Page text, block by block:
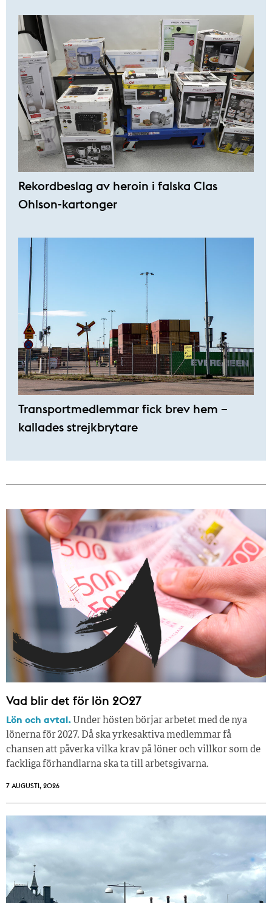
Rekordbeslag av heroin i falska Clas
Ohlson-kartonger
Transportmedlemmar fick brev hem –
kallades strejkbrytare
Vad blir det för lön 2027
Lön och avtal. Under hösten börjar arbetet med de nya
lönerna för 2027. Då ska yrkesaktiva medlemmar få
chansen att påverka vilka krav på löner och villkor som de
fackliga förhandlarna ska ta till arbetsgivarna.
7 AUGUSTI, 2026